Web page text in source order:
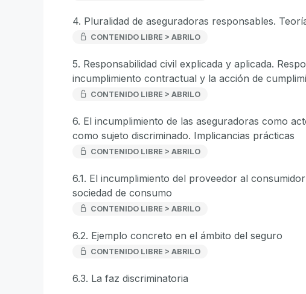
4. Pluralidad de aseguradoras responsables.
CONTENIDO LIBRE > ABRILO
5. Responsabilidad civil explicada y aplicada.
incumplimiento contractual y la acción de
CONTENIDO LIBRE > ABRILO
6. El incumplimiento de las aseguradoras como
como sujeto discriminado. Implicancias prácticas
CONTENIDO LIBRE > ABRILO
6.1. El incumplimiento del proveedor al
sociedad de consumo
CONTENIDO LIBRE > ABRILO
6.2. Ejemplo concreto en el ámbito del seguro
CONTENIDO LIBRE > ABRILO
6.3. La faz discriminatoria